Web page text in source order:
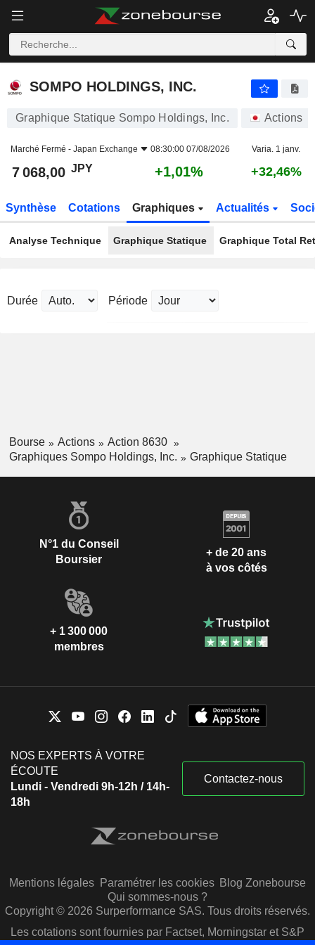
SOMPO HOLDINGS, INC.
SOMPO HOLDINGS, INC.
Graphique Statique Sompo Holdings, Inc. Actions
Marché Fermé - Japan Exchange 08:30:00 07/08/2026 Varia. 1 janv.
7 068,00 JPY +1,01% +32,46%
Synthèse Cotations Graphiques Actualités
Analyse Technique Graphique Statique Graphique Total
Durée Période
Bourse Actions
Action 8630
Graphiques Sompo Holdings, Inc.
Graphique Statique
N°1 du Conseil
Boursier
+ de 20 ans
à vos côtés
+ 1 300 000
membres
NOS EXPERTS À VOTRE
ÉCOUTE
Lundi - Vendredi 9h-12h / 14h-
18h
Contactez-nous
Mentions légales Paramétrer les cookies Blog Zonebourse
Qui sommes-nous ?
Copyright © 2026 Surperformance SAS. Tous droits réservés.
Les cotations sont fournies par Factset, Morningstar et S&P